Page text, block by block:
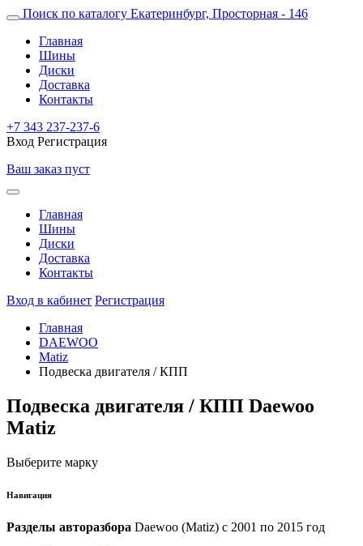
Поиск по каталогу Екатеринбург, Просторная - 146
Главная
Шины
Диски
Доставка
Контакты
+7 343 237-237-6
Вход Регистрация
Ваш заказ пуст
Главная
Шины
Диски
Доставка
Контакты
Вход в кабинет Регистрация
Главная
DAEWOO
Matiz
Подвеска двигателя / КПП
Подвеска двигателя / КПП Daewoo
Matiz
Выберите марку
Навигация
Разделы авторазбора Daewoo (Matiz) с 2001 по 2015 год